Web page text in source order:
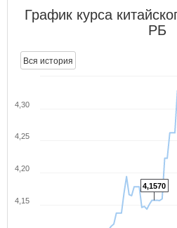
График курса
РБ
Вся история
4,1570
4,15
4,20
4,25
4,30